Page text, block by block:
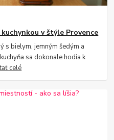
v štýle Provence
s bielym, jemným šedým a
sa dokonale hodia k
celé